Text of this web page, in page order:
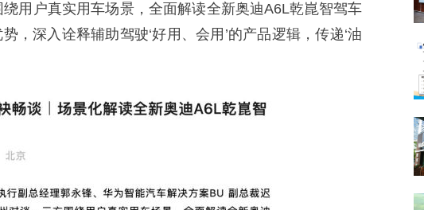
用户真实用车场景，全面解读全新奥迪A6L乾崑智驾车
，深入诠释辅助驾驶‘好用、会用’的产品逻辑，传递‘油